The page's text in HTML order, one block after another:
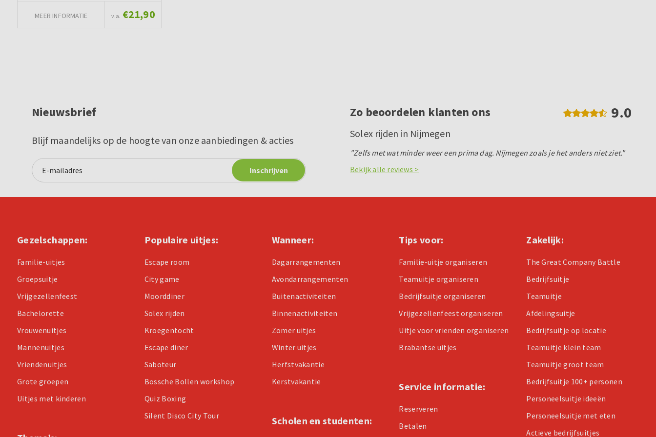
MEER INFORMATIE v.a. €21,90
Nieuwsbrief
Blijf maandelijks op de hoogte van onze aanbiedingen & acties
Zo beoordelen klanten ons 9.0
Solex rijden in Nijmegen
"Zelfs met wat minder weer een prima dag. Nijmegen zoals je het anders niet ziet."
Bekijk alle reviews >
Gezelschappen:
Familie-uitjes
Groepsuitje
Vrijgezellenfeest
Bachelorette
Vrouwenuitjes
Mannenuitjes
Vriendenuitjes
Grote groepen
Uitjes met kinderen
Populaire uitjes:
Escape room
City game
Moorddiner
Solex rijden
Kroegentocht
Escape diner
Saboteur
Bossche Bollen workshop
Quiz Boxing
Silent Disco City Tour
Wanneer:
Dagarrangementen
Avondarrangementen
Buitenactiviteiten
Binnenactiviteiten
Zomer uitjes
Winter uitjes
Herfstvakantie
Kerstvakantie
Scholen en studenten:
Tips voor:
Familie-uitje organiseren
Teamuitje organiseren
Bedrijfsuitje organiseren
Vrijgezellenfeest organiseren
Uitje voor vrienden organiseren
Brabantse uitjes
Service informatie:
Reserveren
Betalen
Zakelijk:
The Great Company Battle
Bedrijfsuitje
Teamuitje
Afdelingsuitje
Bedrijfsuitje op locatie
Teamuitje klein team
Teamuitje groot team
Bedrijfsuitje 100+ personen
Personeelsuitje ideeën
Personeelsuitje met eten
Actieve bedrijfsuitjes